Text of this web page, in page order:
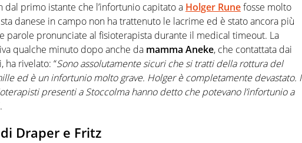
dal primo istante che l’infortunio capitato a Holger Runefosse molto
danese in campo non ha trattenuto le lacrime ed è stato ancora più
parole pronunciate al fisioterapista durante il medical timeout. La
qualche minuto dopo anche da mamma Aneke, che contattata dai
ha rivelato: “Sono assolutamente sicuri che si tratti della rottura del
ed è un infortunio molto grave. Holger è completamente devastato. I
presenti a Stoccolma hanno detto che potevano l’infortunio a
Draper e Fritz